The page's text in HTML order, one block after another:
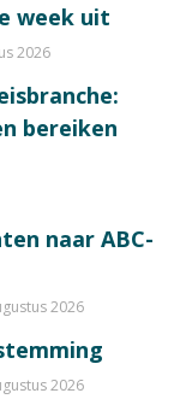
week uit
2026
bereiken
naar ABC-
2026
2026